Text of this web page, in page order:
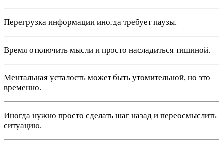
Перегрузка информации иногда требует паузы.
Время отключить мысли и просто насладиться тишиной.
Ментальная усталость может быть утомительной, но это
временно.
Иногда нужно просто сделать шаг назад и переосмыслить
ситуацию.